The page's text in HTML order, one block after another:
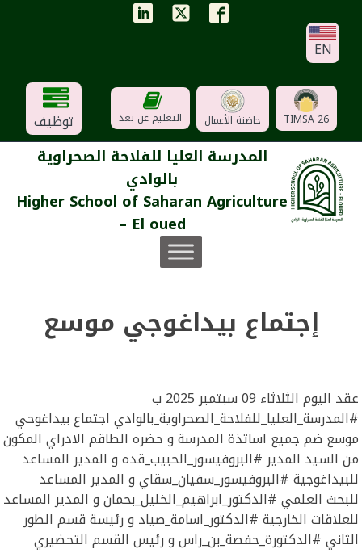
EN
TIMSA 26 حاضنة الأعمال التعليم عن بعد توظيف
المدرسة العليا للفلاحة الصحراوية
بالوادي
Higher School of Saharan Agriculture
– El oued
إجتماع بيداغوجي موسع
عقد اليوم الثلاثاء 09 سبتمبر 2025 ب
#المدرسة_العليا_للفلاحة_الصحراوية_بالوادي اجتماع بيداغوحي
موسع ضم جميع اساتذة المدرسة و حضره الطاقم الادراي المكون
من السيد المدير #البروفيسور_الحبيب_قده و المدير المساعد
للبيداغوجية #البروفيسور_سفيان_سقاي و المدير المساعد
للبحث العلمي #الدكتور_ابراهيم_الخليل_بحمان و المدير المساعد
للعلاقات الخارجية #الدكتور_اسامة_صياد و رئيسة قسم الطور
الثاني #الدكتورة_حفصة_بن_راس و رئيس القسم التحضيري